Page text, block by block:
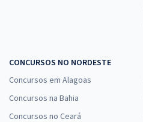
CONCURSOS NO NORDESTE
Concursos em Alagoas
Concursos na Bahia
Concursos no Ceará